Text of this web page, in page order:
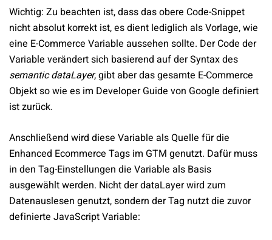
Wichtig: Zu beachten ist, dass das obere Code-Snippet
nicht absolut korrekt ist, es dient lediglich als Vorlage, wie
eine E-Commerce Variable aussehen sollte. Der Code der
Variable verändert sich basierend auf der Syntax des
semantic dataLayer, gibt aber das gesamte E-Commerce
Objekt so wie es im Developer Guide von Google definiert
ist zurück.
Anschließend wird diese Variable als Quelle für die
Enhanced Ecommerce Tags im GTM genutzt. Dafür muss
in den Tag-Einstellungen die Variable als Basis
ausgewählt werden. Nicht der dataLayer wird zum
Datenauslesen genutzt, sondern der Tag nutzt die zuvor
definierte JavaScript Variable: